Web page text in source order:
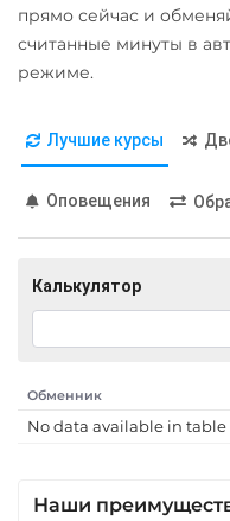
ONDO
Ontology (ONT)
PancakeSwap
ERC20
Pol (ex-MATIC)
Ravencoin (RVN)
Shib
Открытие RUB
ОТП Банк
Ощадбанк UAH
Промсвязьбанк
ПУМБ UAH
RUB UAH
Росбанк RUB
прямо сейчас и
считанные минуты в
режиме.
Лучшие курсы
Оповещения
Калькулятор
Обменник
No data available in table
Наши